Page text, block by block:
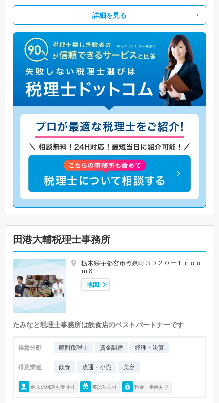
詳細を見る
田港大輔税理士事務所
栃木県宇都宮市今泉町３０２０ー１ｒｏｏ
ｍ６
地図
たみなと税理士事務所は飲食店のベストパートナーです
得意分野 顧問税理士 資金調達 経理・決算
得意業種 飲食 流通・小売 美容
個人の相談も受付可 英語対応可 料金・事例あり